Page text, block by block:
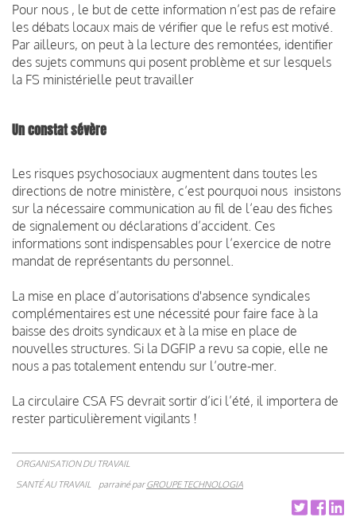
Pour nous , le but de cette information n’est pas de refaire
les débats locaux mais de vérifier que le refus est motivé.
Par ailleurs, on peut à la lecture des remontées, identifier
des sujets communs qui posent problème et sur lesquels
la FS ministérielle peut travailler
Un constat sévère
Les risques psychosociaux augmentent dans toutes les
directions de notre ministère, c’est pourquoi nous insistons
sur la nécessaire communication au fil de l’eau des fiches
de signalement ou déclarations d’accident. Ces
informations sont indispensables pour l’exercice de notre
mandat de représentants du personnel.
La mise en place d’autorisations d'absence syndicales
complémentaires est une nécessité pour faire face à la
baisse des droits syndicaux et à la mise en place de
nouvelles structures. Si la DGFIP a revu sa copie, elle ne
nous a pas totalement entendu sur l’outre-mer.
La circulaire CSA FS devrait sortir d’ici l’été, il importera de
rester particulièrement vigilants !
ORGANISATION DU TRAVAIL
SANTÉ AU TRAVAIL
parrainé parGROUPE TECHNOLOGIA